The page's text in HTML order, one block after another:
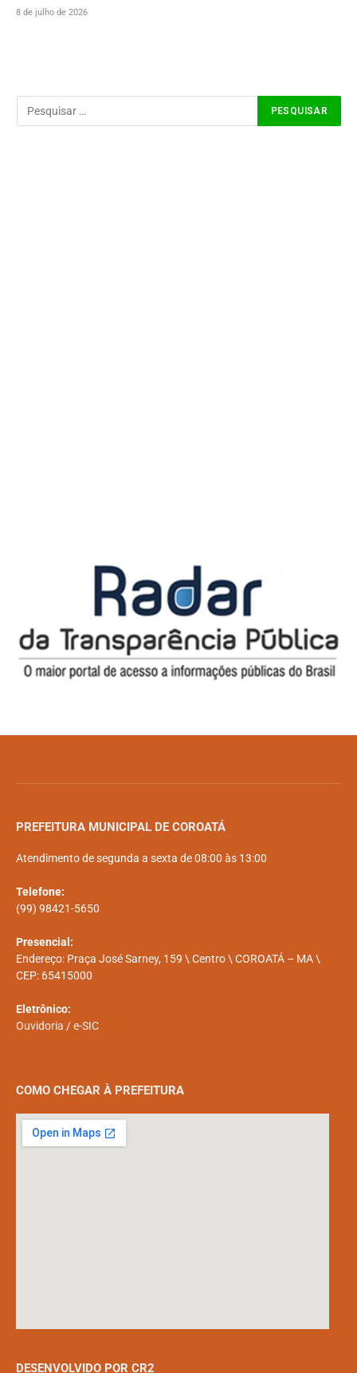
8 de julho de 2026
PREFEITURA MUNICIPAL DE COROATÁ
Atendimento de segunda a sexta de 08:00 às 13:00
Telefone:
(99) 98421-5650
Presencial:
Endereço: Praça José Sarney, 159 \ Centro \ COROATÁ – MA \
CEP: 65415000
Eletrônico:
Ouvidoria /e-SIC
COMO CHEGAR À PREFEITURA
DESENVOLVIDO POR CR2